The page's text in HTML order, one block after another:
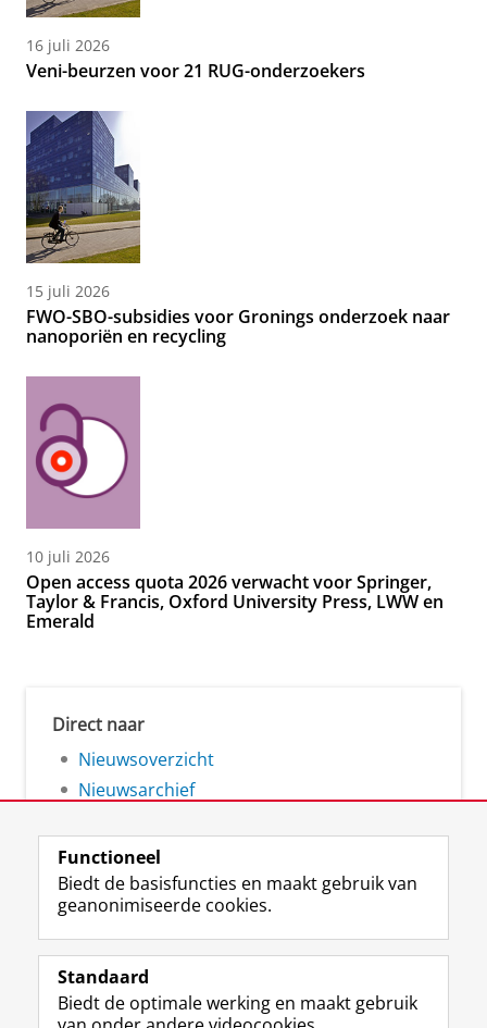
16 juli 2026
Veni-beurzen voor 21 RUG-onderzoekers
15 juli 2026
FWO-SBO-subsidies voor Gronings onderzoek naar
nanoporiën en recycling
10 juli 2026
Open access quota 2026 verwacht voor Springer,
Taylor & Francis, Oxford University Press, LWW en
Emerald
Direct naar
Nieuwsoverzicht
Nieuwsarchief
Volg de RUG
F
a
e
L
i
k
R
S
-
I
n
t
Y
o
T
Studiekiezers
Functioneel
Biedt de basisfuncties en maakt gebruik van
geanonimiseerde cookies.
Standaard
Biedt de optimale werking en maakt gebruik